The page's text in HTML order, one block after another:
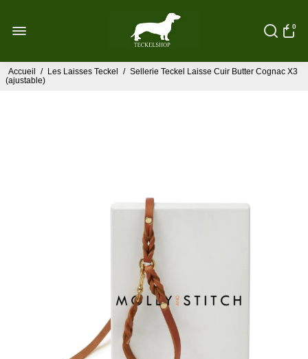
0
Accueil / Les Laisses Teckel / Sellerie Teckel Laisse Cuir Butter Cognac X3
(ajustable)